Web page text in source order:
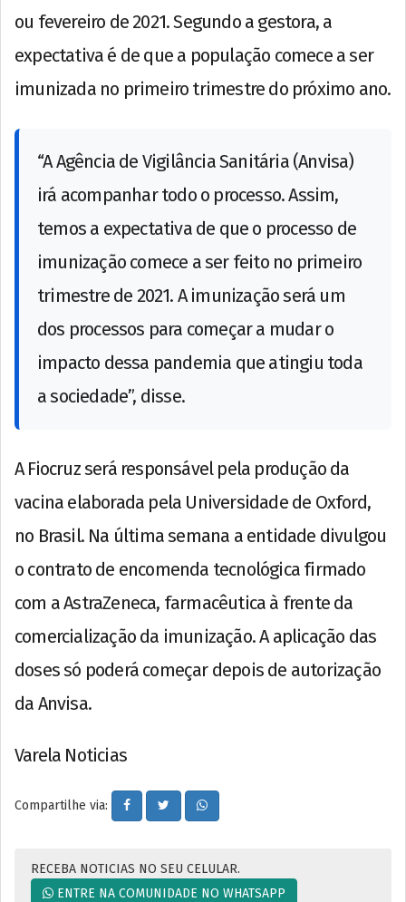
ou fevereiro de 2021. Segundo a gestora, a
expectativa é de que a população comece a ser
imunizada no primeiro trimestre do próximo ano.
“A Agência de Vigilância Sanitária (Anvisa)
irá acompanhar todo o processo. Assim,
temos a expectativa de que o processo de
imunização comece a ser feito no primeiro
trimestre de 2021. A imunização será um
dos processos para começar a mudar o
impacto dessa pandemia que atingiu toda
a sociedade”, disse.
A Fiocruz será responsável pela produção da
vacina elaborada pela Universidade de Oxford,
no Brasil. Na última semana a entidade divulgou
o contrato de encomenda tecnológica firmado
com a AstraZeneca, farmacêutica à frente da
comercialização da imunização. A aplicação das
doses só poderá começar depois de autorização
da Anvisa.
Varela Noticias
Compartilhe via:
RECEBA NOTICIAS NO SEU CELULAR.
ENTRE NA COMUNIDADE NO WHATSAPP